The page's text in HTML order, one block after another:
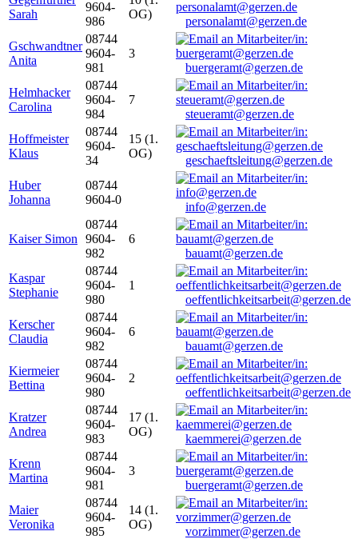
Sarah
9604-
986
OG)
personalamt@gerzen.de
Gschwandtner
Anita
08744
9604-
981
3
buergeramt@gerzen.de
Helmhacker
Carolina
08744
9604-
984
7
steueramt@gerzen.de
Hoffmeister
Klaus
08744
9604-
34
15 (1.
OG)
geschaeftsleitung@gerzen.de
Huber
Johanna
08744
9604-0
info@gerzen.de
Kaiser Simon
08744
9604-
982
6
bauamt@gerzen.de
Kaspar
Stephanie
08744
9604-
980
1
oeffentlichkeitsarbeit@gerzen.de
Kerscher
Claudia
08744
9604-
982
6
bauamt@gerzen.de
Kiermeier
Bettina
08744
9604-
980
2
oeffentlichkeitsarbeit@gerzen.de
Kratzer
Andrea
08744
9604-
983
17 (1.
OG)
kaemmerei@gerzen.de
Krenn
Martina
08744
9604-
981
3
buergeramt@gerzen.de
Maier
Veronika
08744
9604-
985
14 (1.
OG)
vorzimmer@gerzen.de